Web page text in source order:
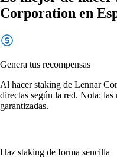
Corporation en
Genera tus recompensas
Al hacer staking de Lennar
directas según la red. Nota: las
garantizadas.
Haz staking de forma sencilla